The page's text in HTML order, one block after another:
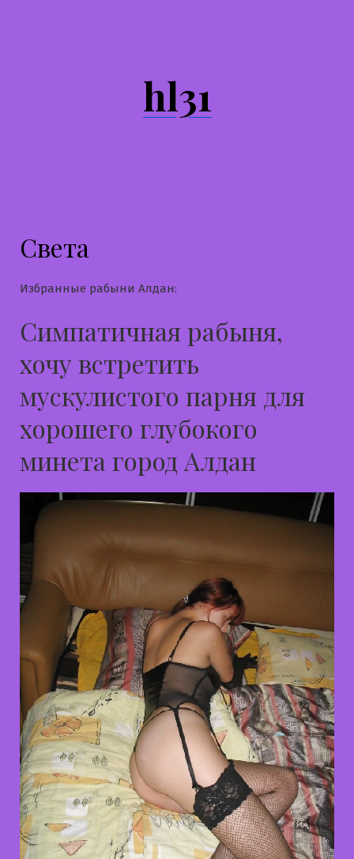
hl31
Света
Избранные рабыни Алдан:
Симпатичная рабыня,
хочу встретить
мускулистого парня для
хорошего глубокого
минета город Алдан